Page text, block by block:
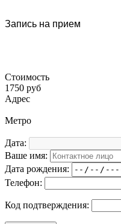
Запись на прием
Стоимость
1750 руб
Адрес
Метро
Дата:
Ваше имя:
Дата рождения:
Телефон:
Код подтверждения: